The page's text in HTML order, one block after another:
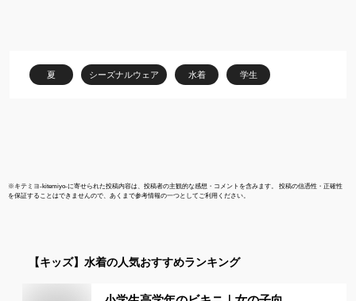
夏 シーズナルウェア 水着 学生
※キテミヨ-kitemiyo-に寄せられた投稿内容は、投稿者の主観的な感想・コメントを含みます。 投稿の信憑性・正確性
を保証することはできませんので、あくまで参考情報の一つとしてご利用ください。
【キッズ】 水着の人気おすすめランキング